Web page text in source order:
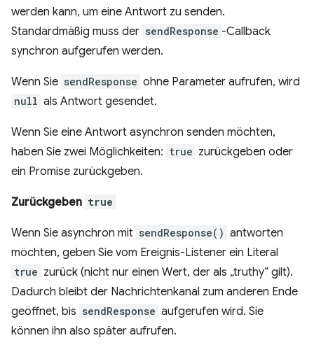
werden kann, um eine Antwort zu senden.
Standardmäßig muss der sendResponse -Callback
synchron aufgerufen werden.
Wenn Sie sendResponse ohne Parameter aufrufen, wird
null als Antwort gesendet.
Wenn Sie eine Antwort asynchron senden möchten,
haben Sie zwei Möglichkeiten: true zurückgeben oder
ein Promise zurückgeben.
Zurückgeben true
Wenn Sie asynchron mit sendResponse() antworten
möchten, geben Sie vom Ereignis-Listener ein Literal
true zurück (nicht nur einen Wert, der als „truthy“ gilt).
Dadurch bleibt der Nachrichtenkanal zum anderen Ende
geöffnet, bis sendResponse aufgerufen wird. Sie
können ihn also später aufrufen.